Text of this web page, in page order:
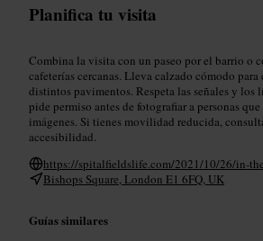
Planifica tu visita
Combina la visita con un paseo por el barrio o
cafeterías cercanas. Lleva calzado cómodo
distintos pavimentos. Respeta las señales y los
pide permiso antes de fotografiar a personas
imágenes. Si tienes movilidad reducida,
accesibilidad.
https://spitalfieldslife.com/2021/10/26/in-
Bishops Square, London E1 6FQ, UK
Guías similares